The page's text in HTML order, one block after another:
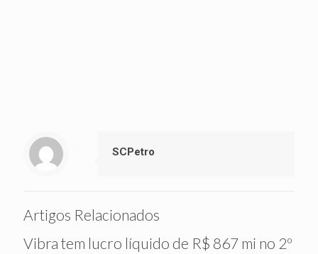
SCPetro
Artigos Relacionados
Vibra tem lucro líquido de R$ 867 mi no 2º